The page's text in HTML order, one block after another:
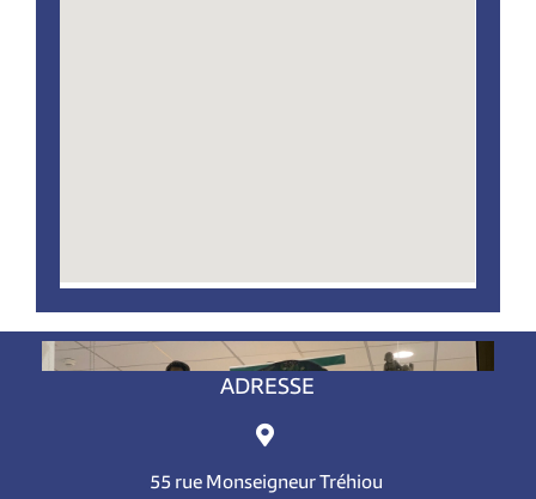
ADRESSE
55 rue Monseigneur Tréhiou